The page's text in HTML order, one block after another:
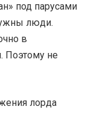
под парусами
люди.
в
Поэтому не
лорда